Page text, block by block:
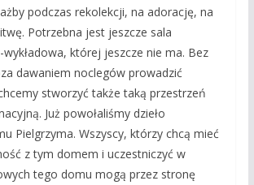
podczas rekolekcji, na adorację, na
Potrzebna jest jeszcze sala
której jeszcze nie ma. Bez
dawaniem noclegów prowadzić
stworzyć także taką przestrzeń
Już powołaliśmy dzieło
Pielgrzyma. Wszyscy, którzy chcą mieć
z tym domem i uczestniczyć w
tego domu mogą przez stronę